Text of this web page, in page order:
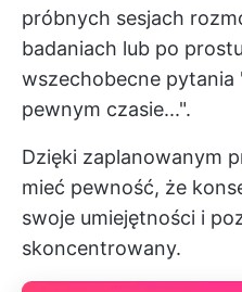
próbnych sesjach
badaniach lub po
wszechobecne pytania
pewnym czasie...".
Dzięki zaplanowanym
mieć pewność, że
swoje umiejętności i
skoncentrowany.